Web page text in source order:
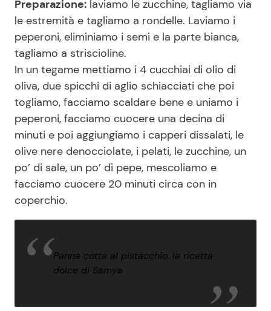
Preparazione: laviamo le zucchine, tagliamo via
le estremità e tagliamo a rondelle. Laviamo i
peperoni, eliminiamo i semi e la parte bianca,
tagliamo a striscioline.
In un tegame mettiamo i 4 cucchiai di olio di
oliva, due spicchi di aglio schiacciati che poi
togliamo, facciamo scaldare bene e uniamo i
peperoni, facciamo cuocere una decina di
minuti e poi aggiungiamo i capperi dissalati, le
olive nere denocciolate, i pelati, le zucchine, un
po’ di sale, un po’ di pepe, mescoliamo e
facciamo cuocere 20 minuti circa con in
coperchio.
Panna cotta al pistacchio, la ricetta
dolce di Samya